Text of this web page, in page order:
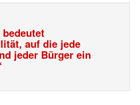
auf die jede
jeder Bürger ein